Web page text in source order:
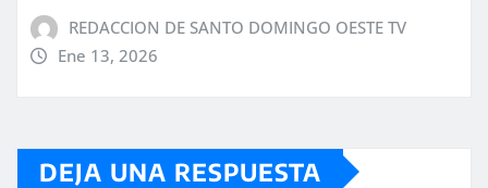
REDACCION DE SANTO DOMINGO OESTE TV
Ene 13, 2026
DEJA UNA RESPUESTA